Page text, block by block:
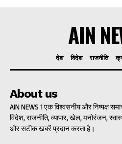
AIN
देश विदेश राजनीति
About us
AIN NEWS 1 एक विश्वसनीय और निष्पक्ष
विदेश, राजनीति, व्यापार, खेल, मनोरंजन,
और सटीक खबरें प्रदान करता है।